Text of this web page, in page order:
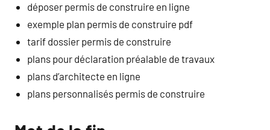
déposer permis de construire en ligne
exemple plan permis de construire pdf
tarif dossier permis de construire
plans pour déclaration préalable de travaux
plans d’architecte en ligne
plans personnalisés permis de construire